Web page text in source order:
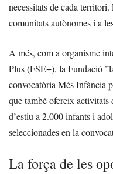
necessitats de cada
comunitats autònomes i a
A més, com a organisme
Plus (FSE+), la Fundació
convocatòria Més Infància
que també ofereix activitats
d’estiu a 2.000 infants i
seleccionades en la
La força de les